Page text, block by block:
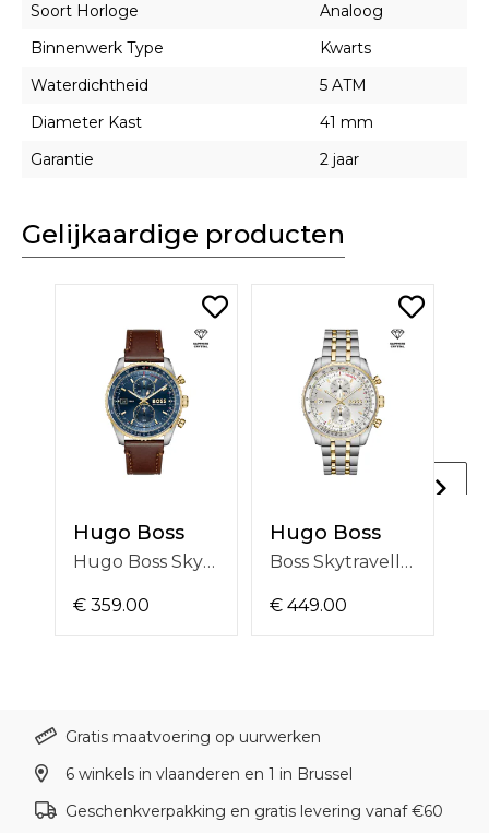
Soort Horloge
Analoog
Binnenwerk Type
Kwarts
Waterdichtheid
5 ATM
Diameter Kast
41 mm
Garantie
2 jaar
Gelijkaardige producten
Hugo Boss
Hugo Boss Skytraveller Pro 1514346
€ 359.00
Hugo Boss
Boss Skytraveller 1514350
€ 449.00
Gratis maatvoering op uurwerken
6 winkels in vlaanderen en 1 in Brussel
Geschenkverpakking en gratis levering vanaf €60